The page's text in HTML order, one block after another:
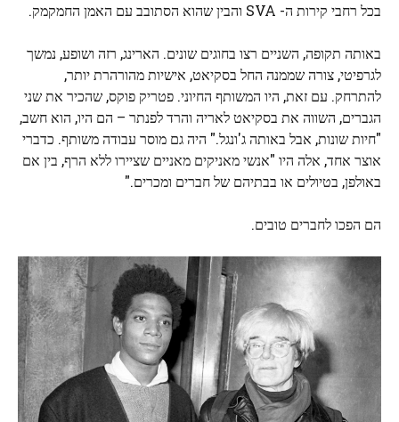
בכל רחבי קירות ה- SVA והבין שהוא הסתובב עם האמן החמקמק.
באותה תקופה, השניים רצו בחוגים שונים. הארינג, רזה ושופע, נמשך
לגרפיטי, צורה שממנה החל בסקיאט, אישיות מהורהרת יותר,
להתרחק. עם זאת, היו המשותף החיוני. פטריק פוקס, שהכיר את שני
הגברים, השווה את בסקיאט לאריה והרד לפנתר – הם היו, הוא חשב,
"חיות שונות, אבל באותה ג'ונגל." היה גם מוסר עבודה משותף. כדברי
אוצר אחד, אלה היו "אנשי מאניקים מאניים שציירו ללא הרף, בין אם
באולפן, בטיולים או בבתיהם של חברים ומכרים."
הם הפכו לחברים טובים.